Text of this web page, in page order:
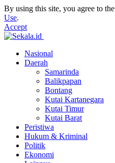
By using this site, you agree to the
Use.
Accept
Nasional
Daerah
Samarinda
Balikpapan
Bontang
Kutai Kartanegara
Kutai Timur
Kutai Barat
Peristiwa
Hukum & Kriminal
Politik
Ekonomi